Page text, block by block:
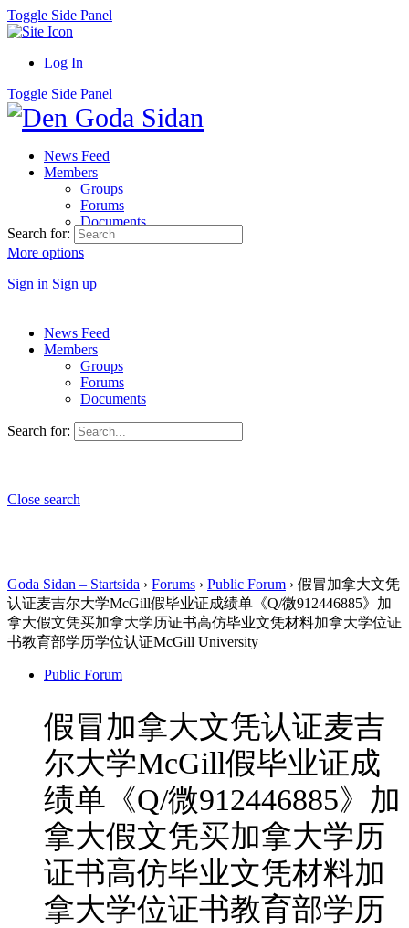
Toggle Side Panel
Log In
Toggle Side Panel
News Feed
Members
Groups
Forums
Documents
More options
Sign in Sign up
Search for:
News Feed
Members
Groups
Forums
Documents
Search for:
Close search
Goda Sidan – Startsida › Forums › Public Forum › 假冒加拿大文凭
认证麦吉尔大学McGill假毕业证成绩单《Q/微912446885》加
拿大假文凭买加拿大学历证书高仿毕业文凭材料加拿大学位证
书教育部学历学位认证McGill University
Public Forum
假冒加拿大文凭认证麦吉
尔大学McGill假毕业证成
绩单《Q/微912446885》加
拿大假文凭买加拿大学历
证书高仿毕业文凭材料加
拿大学位证书教育部学历